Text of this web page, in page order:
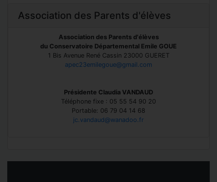
Association des Parents d'élèves
Association des Parents d'élèves
du Conservatoire Départemental Emile GOUE
1 Bis Avenue René Cassin 23000 GUERET
apec23emilegoue@gmail.com
Présidente Claudia VANDAUD
Téléphone fixe : 05 55 54 90 20
Portable: 06 79 04 14 68
jc.vandaud@wanadoo.fr